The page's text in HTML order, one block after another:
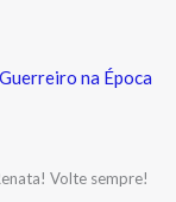
na Época
Volte sempre!